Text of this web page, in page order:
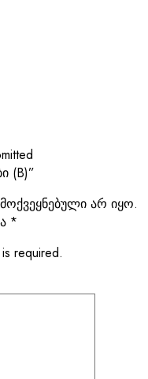
(B)”
არ იყო.
*
required.